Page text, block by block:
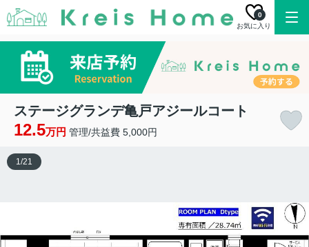
お気に入り
0
ステージグランデ亀戸アジールコート
12.5万円 管理/共益費 5,000円
1/21